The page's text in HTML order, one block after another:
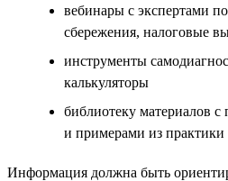
вебинары с экспертами
сбережения, налоговые
инструменты
калькуляторы
библиотеку материалов с
и примерами из практики
Информация должна быть